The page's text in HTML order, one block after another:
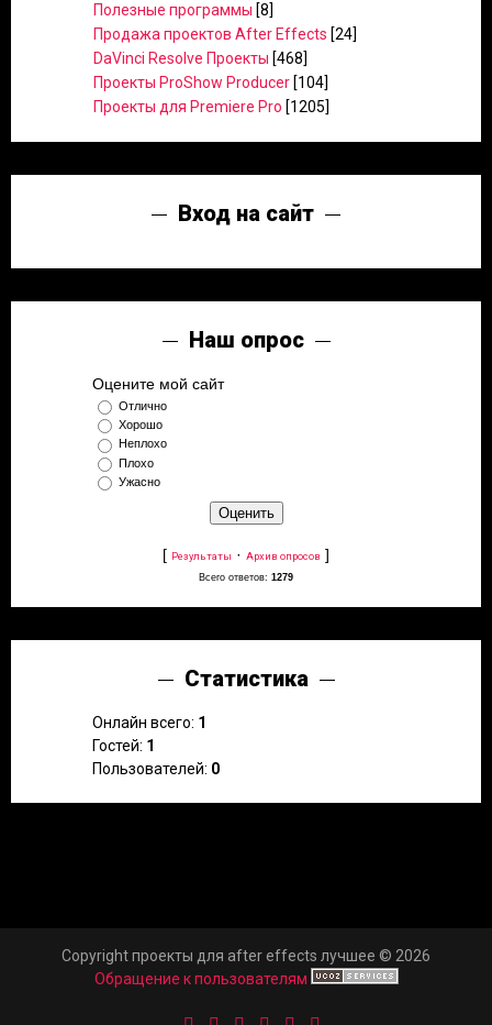
Полезные программы [8]
Продажа проектов After Effects [24]
DaVinci Resolve Проекты [468]
Проекты ProShow Producer [104]
Проекты для Premiere Pro [1205]
Вход на сайт
Наш опрос
Оцените мой сайт
Отлично
Хорошо
Неплохо
Плохо
Ужасно
[ Результаты · Архив опросов ]
Всего ответов: 1279
Статистика
Онлайн всего: 1
Гостей: 1
Пользователей: 0
Copyright проекты для after effects лучшее © 2026
Обращение к пользователям